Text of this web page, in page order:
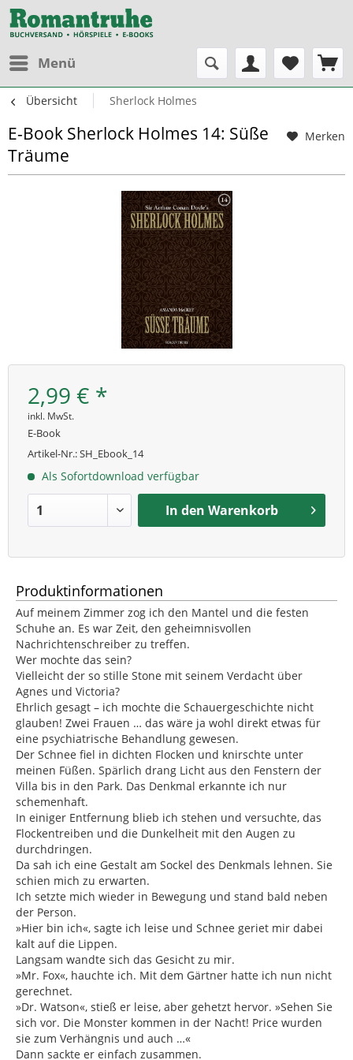
Menü
Übersicht Sherlock Holmes
Merken
E-Book Sherlock Holmes 14: Süße
Träume
2,99 € *
inkl. MwSt.
E-Book
Artikel-Nr.:SH_Ebook_14
Als Sofortdownload verfügbar
In den Warenkorb
Produktinformationen
Auf meinem Zimmer zog ich den Mantel und die festen
Schuhe an. Es war Zeit, den geheimnisvollen
Nachrichtenschreiber zu treffen.
Wer mochte das sein?
Vielleicht der so stille Stone mit seinem Verdacht über
Agnes und Victoria?
Ehrlich gesagt – ich mochte die Schauergeschichte nicht
glauben! Zwei Frauen … das wäre ja wohl direkt etwas für
eine psychiatrische Behandlung gewesen.
Der Schnee fiel in dichten Flocken und knirschte unter
meinen Füßen. Spärlich drang Licht aus den Fenstern der
Villa bis in den Park. Das Denkmal erkannte ich nur
schemenhaft.
In einiger Entfernung blieb ich stehen und versuchte, das
Flockentreiben und die Dunkelheit mit den Augen zu
durchdringen.
Da sah ich eine Gestalt am Sockel des Denkmals lehnen. Sie
schien mich zu erwarten.
Ich setzte mich wieder in Bewegung und stand bald neben
der Person.
»Hier bin ich«, sagte ich leise und Schnee geriet mir dabei
kalt auf die Lippen.
Langsam wandte sich das Gesicht zu mir.
»Mr. Fox«, hauchte ich. Mit dem Gärtner hatte ich nun nicht
gerechnet.
»Dr. Watson«, stieß er leise, aber gehetzt hervor. »Sehen Sie
sich vor. Die Monster kommen in der Nacht! Price wurden
sie zum Verhängnis und auch …«
Dann sackte er einfach zusammen.